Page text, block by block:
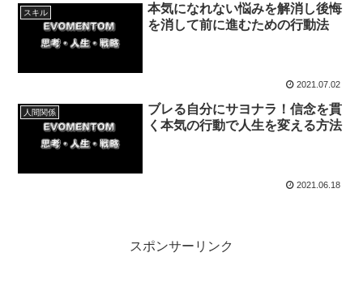
スキル
本気になれない悩みを解消し後悔
を消して前に進むための行動法
2021.07.02
人間関係
ブレる自分にサヨナラ！信念を貫
く本気の行動で人生を変える方法
2021.06.18
スポンサーリンク